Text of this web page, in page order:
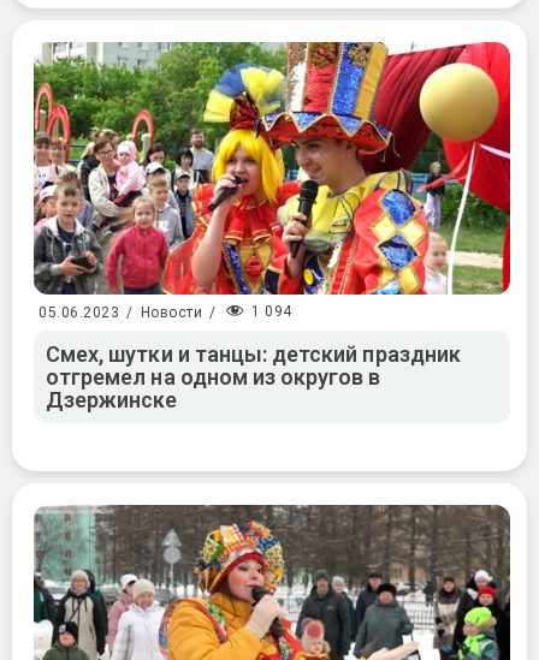
05.06.2023 / Новости / 1 094
Смех, шутки и танцы: детский праздник
отгремел на одном из округов в
Дзержинске